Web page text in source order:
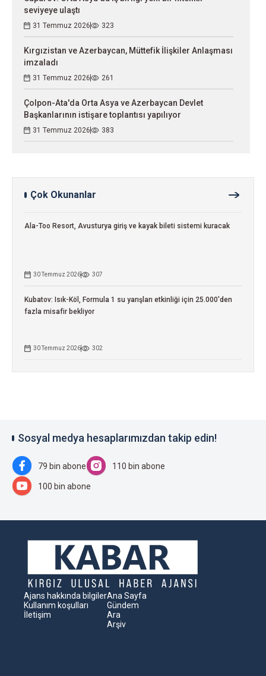
seviyeye ulaştı
31 Temmuz 2026 323
Kırgızistan ve Azerbaycan, Müttefik İlişkiler Anlaşması
imzaladı
31 Temmuz 2026 261
Çolpon-Ata'da Orta Asya ve Azerbaycan Devlet
Başkanlarının istişare toplantısı yapılıyor
31 Temmuz 2026 383
Çok Okunanlar
Ala-Too Resort, Avusturya giriş ve kayak bileti sistemi kuracak
30 Temmuz 2026 307
Kubatov: Isık-Köl, Formula 1 su yarışları etkinliği için 25.000'den
fazla misafir bekliyor
30 Temmuz 2026 302
Sosyal medya hesaplarımızdan takip edin!
79 bin abone 110 bin abone
100 bin abone
Ajans hakkında bilgiler
Kullanım koşulları
İletişim
Ana Sayfa
Gündem
Ara
Arşiv